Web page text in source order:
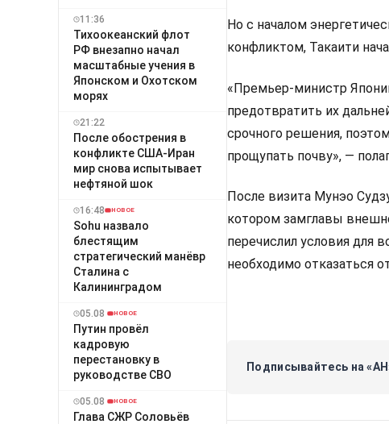
11:36
Тихоокеанский флот
РФ внезапно начал
масштабные учения в
Японском и Охотском
морях
21:22
После обострения в
конфликте США-Иран
мир снова испытывает
нефтяной шок
16:48 НОВОЕ
Sohu назвало
блестящим
стратегический манёвр
Сталина с
Калининградом
05.08 НОВОЕ
Путин провёл
кадровую
перестановку в
руководстве СВО
05.08 НОВОЕ
Глава СЖР Соловьёв
Но с началом
конфликтом, Такаити
«Премьер-министр
предотвратить их
срочного решения,
прощупать почву», —
После визита Мунэо
котором замглавы
перечислил условия для
необходимо отказаться
Подписывайтесь на